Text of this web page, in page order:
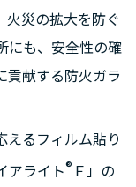
火災の拡大を防ぐ
にも、安全性の確
貢献する防火ガラ
えるフィルム貼り
アライト® Ｆ」の